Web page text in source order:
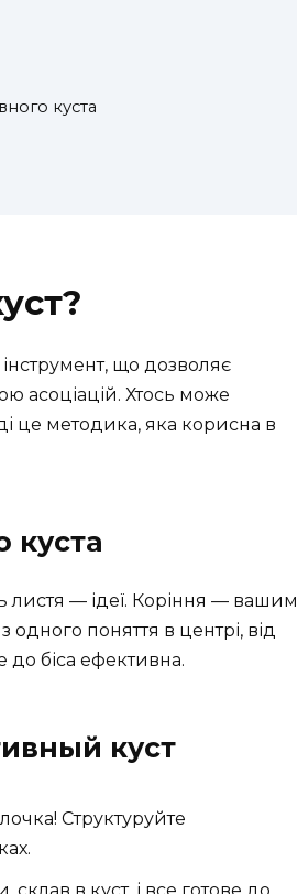
куста
що дозволяє
асоціацій. Хтось може
це методика, яка корисна в
куста
листя — ідеї. Коріння — вашим
поняття в центрі, від
до біса ефективна.
куст
Структуруйте